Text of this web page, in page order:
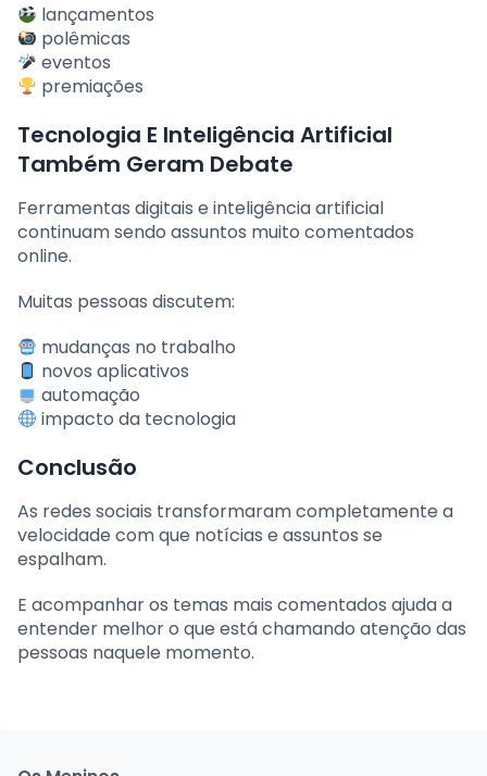
lançamentos
polêmicas
eventos
premiações
Tecnologia E Inteligência Artificial
Também Geram Debate
Ferramentas digitais e inteligência artificial
continuam sendo assuntos muito comentados
online.
Muitas pessoas discutem:
mudanças no trabalho
novos aplicativos
automação
impacto da tecnologia
Conclusão
As redes sociais transformaram completamente a
velocidade com que notícias e assuntos se
espalham.
E acompanhar os temas mais comentados ajuda a
entender melhor o que está chamando atenção das
pessoas naquele momento.